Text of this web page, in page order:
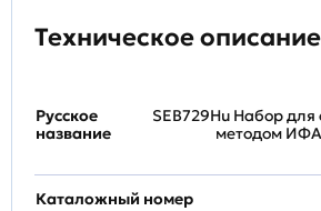
Техническое описание
Русское
название
SEB729Hu Набор
методом ИФА
Каталожный номер